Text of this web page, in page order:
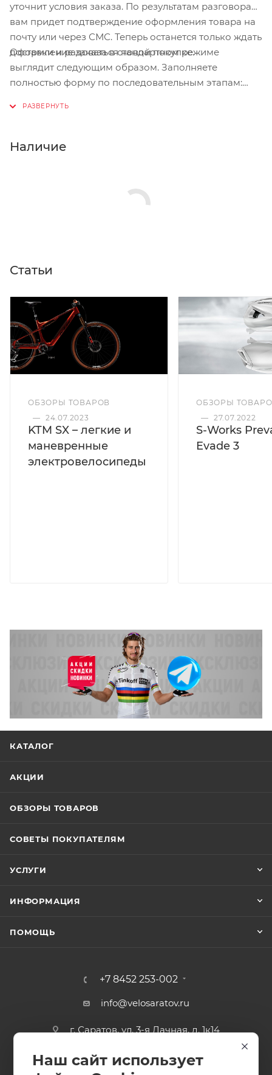
уточнит условия заказа. По результатам разговора
вам придет подтверждение оформления товара на
почту или через СМС. Теперь останется только ждать
доставки и радоваться новой покупке.
Оформление заказа в стандартном режиме
выглядит следующим образом. Заполняете
полностью форму по последовательным этапам:
Нажмите кнопку «Оформить заказ».
Наличие
Статьи
ОБЗОРЫ ТОВАРОВ
— 24.07.2023
KTM SX – легкие и
маневренные
электровелосипеды
ОБЗОРЫ
— 27.07.2022
S-Works
Evade 3
КАТАЛОГ
АКЦИИ
ОБЗОРЫ ТОВАРОВ
СОВЕТЫ ПОКУПАТЕЛЯМ
УСЛУГИ
ИНФОРМАЦИЯ
ПОМОЩЬ
+7 8452 253-002
info@velosaratov.ru
г. Саратов, ул. 3-я Дачная, д. 1к14
Наш сайт использует